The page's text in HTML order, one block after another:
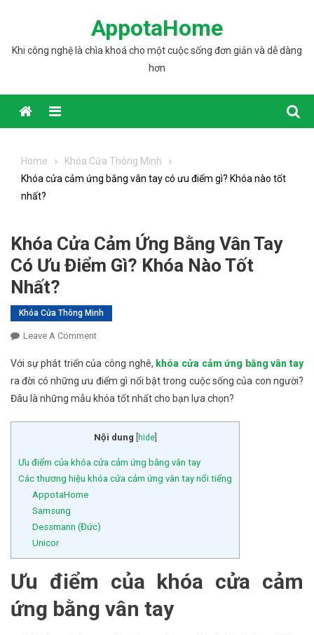
AppotaHome
Khi công nghệ là chìa khoá cho một cuộc sống đơn giản và dễ dàng
hơn
Home
Khóa Cửa Thông Minh
Khóa cửa cảm ứng bằng vân tay có ưu điểm gì? Khóa nào tốt
nhất?
Khóa Cửa Cảm Ứng Bằng Vân Tay
Có Ưu Điểm Gì? Khóa Nào Tốt
Nhất?
Khóa Cửa Thông Minh
Leave A Comment
Với sự phát triển của công nghê, khóa cửa cảm ứng bằng vân tay
ra đời có những ưu điểm gì nổi bật trong cuộc sống của con người?
Đâu là những mẫu khóa tốt nhất cho bạn lựa chọn?
Nội dung hide]
Ưu điểm của khóa cửa cảm ứng bằng vân tay
Các thương hiệu khóa cửa cảm ứng vân tay nổi tiếng
AppotaHome
Samsung
Dessmann (Đức)
Unicor
Ưu điểm của khóa cửa cảm
ứng bằng vân tay